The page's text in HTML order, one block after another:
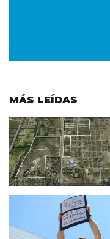
MÁS LEÍDAS
Imagen